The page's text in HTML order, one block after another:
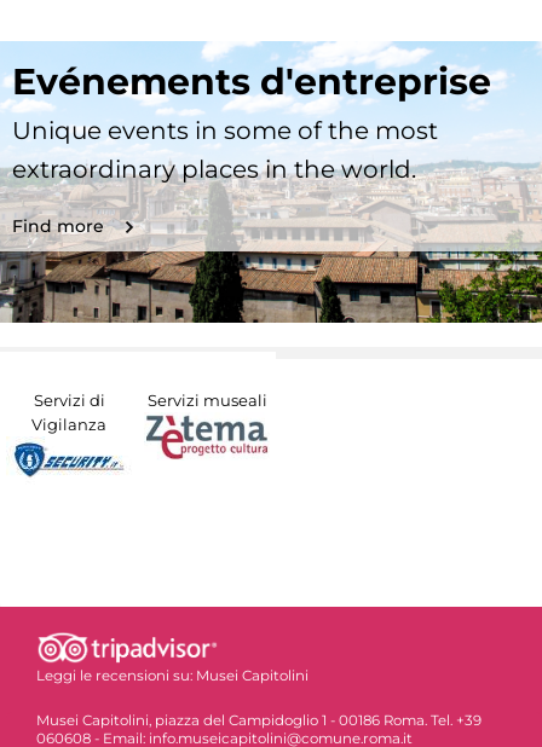
Evénements d'entreprise
Unique events in some of the most
extraordinary places in the world.
Find more
Servizi di
Vigilanza
Servizi museali
Leggi le recensioni su: Musei Capitolini
Musei Capitolini, piazza del Campidoglio 1 - 00186 Roma. Tel. +39
060608 - Email: info.museicapitolini@comune.roma.it